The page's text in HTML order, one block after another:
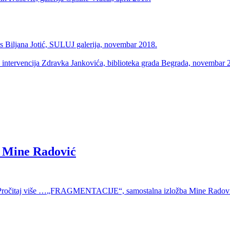
Jotić, SULUJ galerija, novembar 2018.
Zdravka Jankovića, biblioteka grada Begrada, novembar
Radović
više …„FRAGMENTACIJE“, samostalna izložba Mine